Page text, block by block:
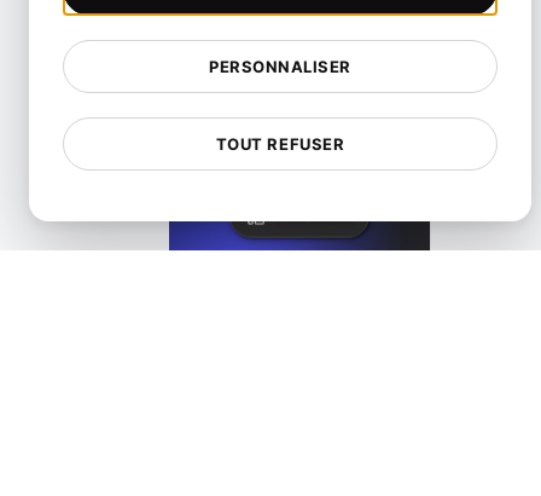
Qu'est-ce que l'accès à une API?
TOUT REFUSER
PERSONNALISER